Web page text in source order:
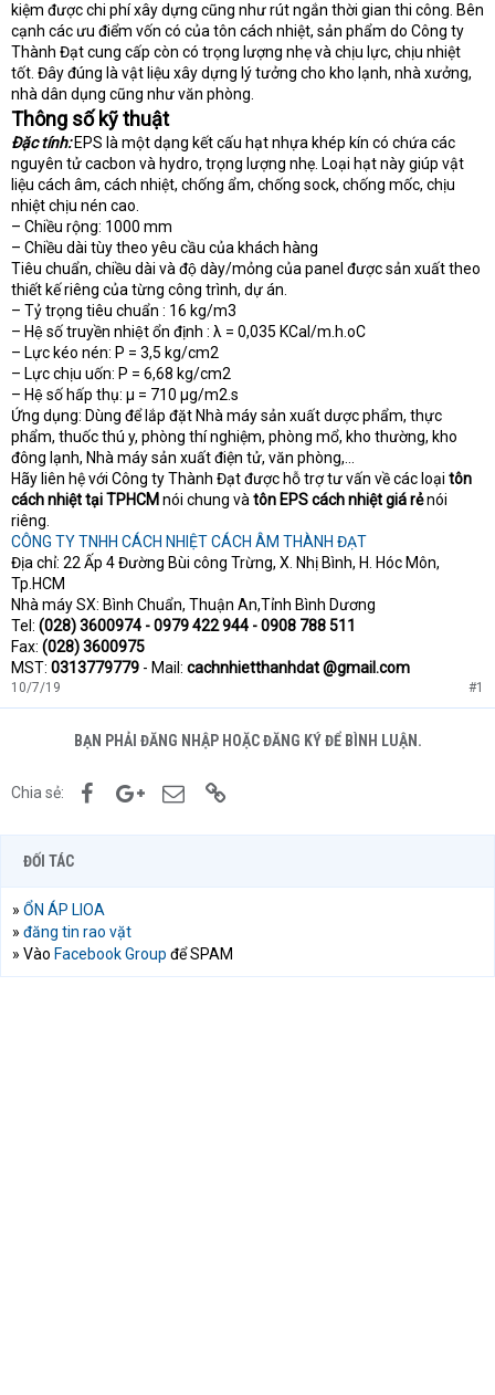
kiệm được chi phí xây dựng cũng như rút ngắn thời gian thi công. Bên
cạnh các ưu điểm vốn có của tôn cách nhiệt, sản phẩm do Công ty
Thành Đạt cung cấp còn có trọng lượng nhẹ và chịu lực, chịu nhiệt
tốt. Đây đúng là vật liệu xây dựng lý tưởng cho kho lạnh, nhà xưởng,
nhà dân dụng cũng như văn phòng.
Thông số kỹ thuật
Đặc tính:EPS là một dạng kết cấu hạt nhựa khép kín có chứa các
nguyên tử cacbon và hydro, trọng lượng nhẹ. Loại hạt này giúp vật
liệu cách âm, cách nhiệt, chống ẩm, chống sock, chống mốc, chịu
nhiệt chịu nén cao.
– Chiều rộng: 1000 mm
– Chiều dài tùy theo yêu cầu của khách hàng
Tiêu chuẩn, chiều dài và độ dày/mỏng của panel được sản xuất theo
thiết kế riêng của từng công trình, dự án.
– Tỷ trọng tiêu chuẩn : 16 kg/m3
– Hệ số truyền nhiệt ổn định : λ = 0,035 KCal/m.h.oC
– Lực kéo nén: P = 3,5 kg/cm2
– Lực chịu uốn: P = 6,68 kg/cm2
– Hệ số hấp thụ: μ = 710 μg/m2.s
Ứng dụng: Dùng để lắp đặt Nhà máy sản xuất dược phẩm, thực
phẩm, thuốc thú y, phòng thí nghiệm, phòng mổ, kho thường, kho
đông lạnh, Nhà máy sản xuất điện tử, văn phòng,...
Hãy liên hệ với Công ty Thành Đạt được hỗ trợ tư vấn về các loại tôn
cách nhiệt tại TPHCM nói chung vàtôn EPS cách nhiệt giá rẻnói
riêng.
CÔNG TY TNHH CÁCH NHIỆT CÁCH ÂM THÀNH ĐẠT
Địa chỉ: 22 Ấp 4 Đường Bùi công Trừng, X. Nhị Bình, H. Hóc Môn,
Tp.HCM
Nhà máy SX: Bình Chuẩn, Thuận An,Tỉnh Bình Dương
Tel: (028) 3600974 - 0979 422 944 - 0908 788 511
Fax: (028) 3600975
MST: 0313779779 - Mail: cachnhietthanhdat @gmail.com
10/7/19 #1
BẠN PHẢI ĐĂNG NHẬP HOẶC ĐĂNG KÝ ĐỂ BÌNH LUẬN.
Chia sẻ: FacebookGoogle+Email
ĐỐI TÁC
» ỔN ÁP LIOA
» đăng tin rao vặt
» Vào Facebook Group để SPAM